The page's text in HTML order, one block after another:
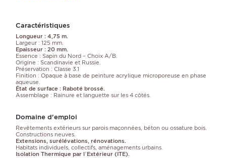
Caractéristiques
Longueur : 4,75 m.
Largeur : 125 mm.
Epaisseur : 20 mm.
Essence : Sapin du Nord – Choix A/B.
Origine : Scandinavie et Russie.
Préservation : Classe 3.1
Finition : Opaque à base de peinture acrylique microporeuse en phase
aqueuse.
État de surface : Raboté brossé.
Assemblage : Rainure et languette sur les 4 côtés.
Domaine d'emploi
Revêtements extérieurs sur parois maçonnées, béton ou ossature bois.
Constructions neuves.
Extensions, surélévations, rénovations.
Habitats individuels, collectifs, aménagements urbains.
Isolation Thermique par l’Extérieur (ITE).